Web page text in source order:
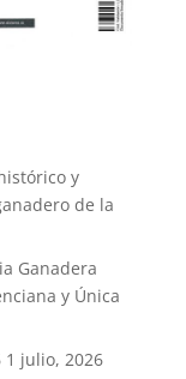
y
de la
Ganadera
y Única
1 julio, 2026